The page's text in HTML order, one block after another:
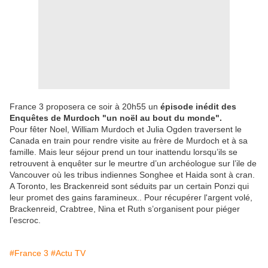
France 3 proposera ce soir à 20h55 un épisode inédit des
Enquêtes de Murdoch "un noël au bout du monde".
Pour fêter Noel, William Murdoch et Julia Ogden traversent le
Canada en train pour rendre visite au frère de Murdoch et à sa
famille. Mais leur séjour prend un tour inattendu lorsqu’ils se
retrouvent à enquêter sur le meurtre d’un archéologue sur l’ile de
Vancouver où les tribus indiennes Songhee et Haida sont à cran.
A Toronto, les Brackenreid sont séduits par un certain Ponzi qui
leur promet des gains faramineux.. Pour récupérer l'argent volé,
Brackenreid, Crabtree, Nina et Ruth s’organisent pour piéger
l’escroc.
#France 3 #Actu TV